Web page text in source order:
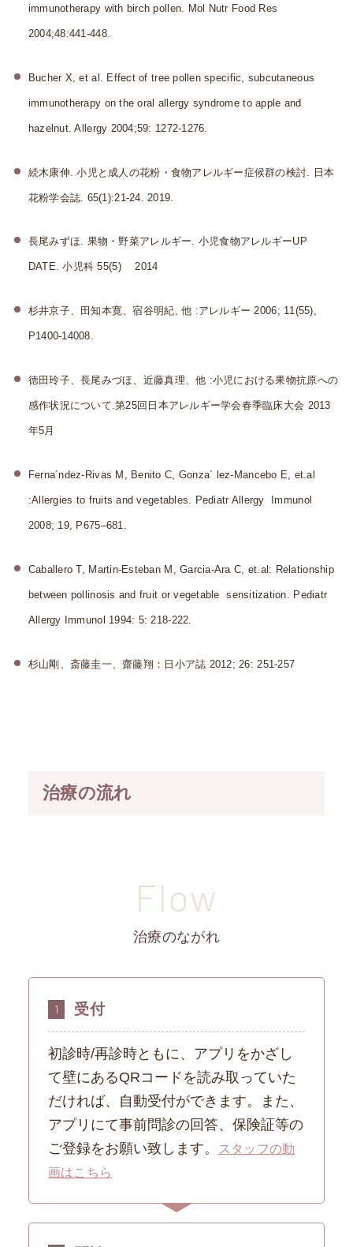
immunotherapy with birch pollen. Mol Nutr Food Res
2004;48:441-448.
Bucher X, et al. Effect of tree pollen specific, subcutaneous
immunotherapy on the oral allergy syndrome to apple and
hazelnut. Allergy 2004;59: 1272-1276.
続木康伸. 小児と成人の花粉・食物アレルギー症候群の検討. 日本
花粉学会誌. 65(1):21-24. 2019.
長尾みずほ. 果物・野菜アレルギー. 小児食物アレルギーUP
DATE. 小児科 55(5) 2014
杉井京子、田知本寛、宿谷明紀, 他 :アレルギー 2006; 11(55),
P1400-14008.
徳田玲子、長尾みづほ、近藤真理、他 :小児における果物抗原への
感作状況について.第25回日本アレルギー学会春季臨床大会 2013
年5月
Ferna´ndez-Rivas M, Benito C, Gonza´ lez-Mancebo E, et.al
:Allergies to fruits and vegetables. Pediatr Allergy Immunol
2008; 19, P675–681.
Caballero T, Martin-Esteban M, Garcia-Ara C, et.al: Relationship
between pollinosis and fruit or vegetable sensitization. Pediatr
Allergy Immunol 1994: 5: 218-222.
杉山剛、斎藤圭一、齋藤翔：日小ア誌 2012; 26: 251-257
治療の流れ
Flow
治療のながれ
1 受付
初診時/再診時ともに、アプリをかざし
て壁にあるQRコードを読み取っていた
だければ、自動受付ができます。また、
アプリにて事前問診の回答、保険証等の
ご登録をお願い致します。
スタッフの動
画はこちら